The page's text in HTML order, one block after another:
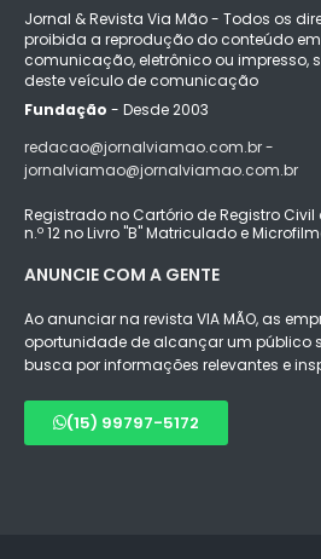
Jornal & Revista Via Mão - Todos os
proibida a reprodução do conteúdo
comunicação, eletrônico ou impresso,
deste veículo de comunicação
Fundação - Desde 2003
redacao@jornalviamao.com.br -
jornalviamao@jornalviamao.com.br
Registrado no Cartório de Registro
n.º 12 no Livro "B" Matriculado e
ANUNCIE COM A GENTE
Ao anunciar na revista VIA MÃO, as
oportunidade de alcançar um público
busca por informações relevantes e
(15) 99797-5172